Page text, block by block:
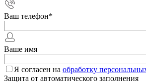
Ваш телефон*
Ваше имя
Я согласен на обработку
Защита от автоматического заполнения